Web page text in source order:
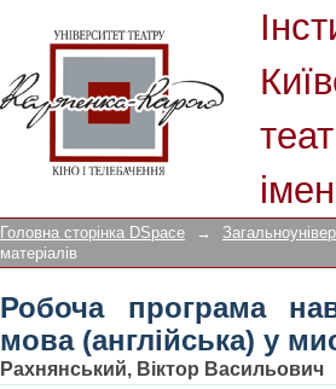
Робоча програма
мистецтвознавчих
Головна сторінка DSpace →
матеріалів
Робоча програма
мова (англійська) у
Рахнянський, Віктор Васильович